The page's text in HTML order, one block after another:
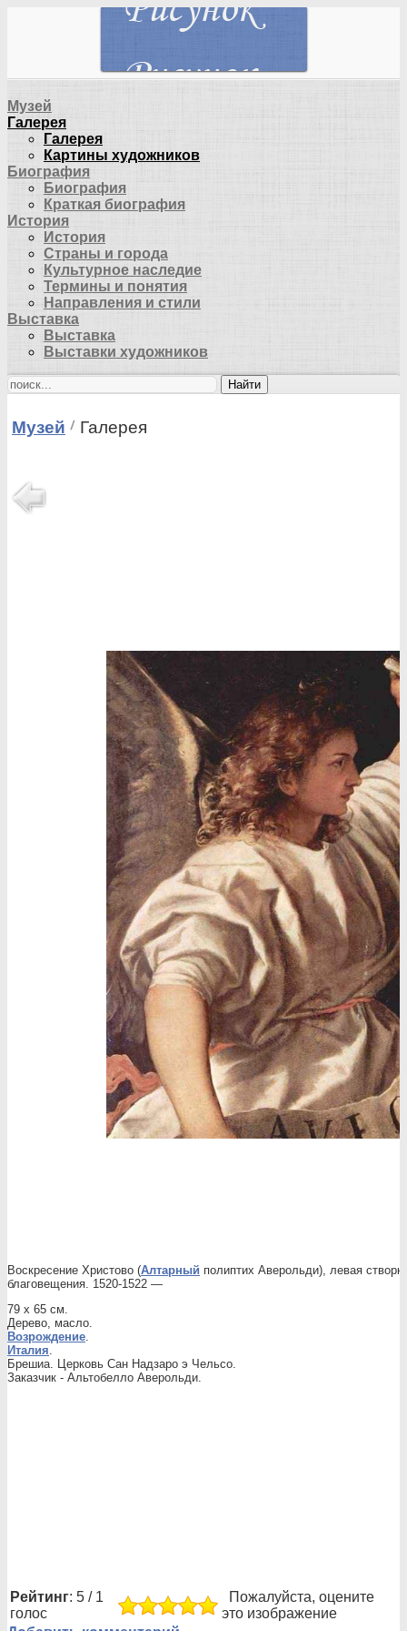
Музей
Галерея
Галерея
Картины художников
Биография
Биография
Краткая биография
История
История
Страны и города
Культурное наследие
Термины и понятия
Направления и стили
Выставка
Выставка
Выставки художников
Найти
Музей Галерея
Воскресение Христово (Алтарный полиптих Аверольди), левая
благовещения. 1520-1522 —
79 x 65 см.
Дерево, масло.
Возрождение.
Италия.
Брешиа. Церковь Сан Надзаро э Чельсо.
Заказчик - Альтобелло Аверольди.
Рейтинг: 5 / 1
голос
Пожалуйста, оцените
это изображение